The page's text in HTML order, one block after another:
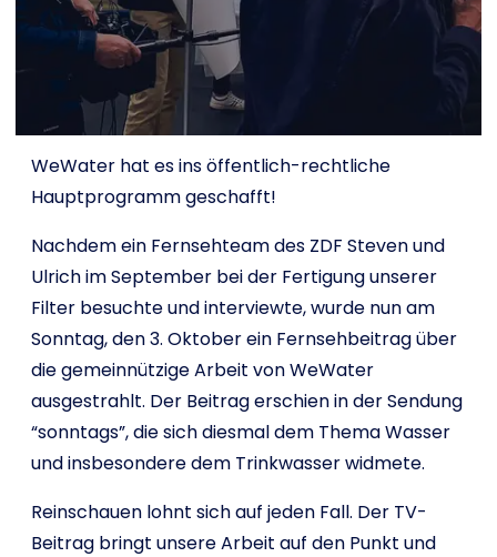
English
I want to help!
WeWater hat es ins öffentlich-rechtliche
Hauptprogramm geschafft!
Nachdem ein Fernsehteam des ZDF Steven und
Ulrich im September bei der Fertigung unserer
Filter besuchte und interviewte, wurde nun am
Sonntag, den 3. Oktober ein Fernsehbeitrag über
die gemeinnützige Arbeit von WeWater
ausgestrahlt. Der Beitrag erschien in der Sendung
“sonntags”, die sich diesmal dem Thema Wasser
und insbesondere dem Trinkwasser widmete.
Reinschauen lohnt sich auf jeden Fall. Der TV-
Beitrag bringt unsere Arbeit auf den Punkt und